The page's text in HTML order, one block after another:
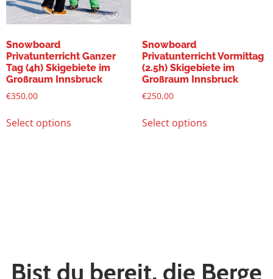
Snowboard
Privatunterricht Ganzer
Tag (4h) Skigebiete im
Großraum Innsbruck
€350,00
Select options
Snowboard
Privatunterricht Vormittag
(2.5h) Skigebiete im
Großraum Innsbruck
€250,00
Select options
Bist du bereit, die Berge